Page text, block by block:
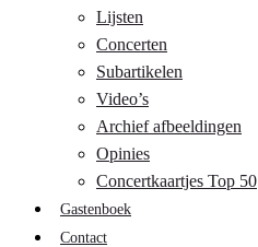
Lijsten
Concerten
Subartikelen
Video’s
Archief afbeeldingen
Opinies
Concertkaartjes Top 50
Gastenboek
Contact